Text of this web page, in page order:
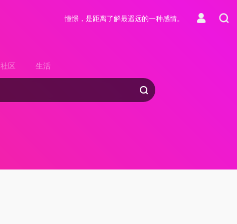
憧憬，是距离了解最遥远的一种感情。
社区 生活